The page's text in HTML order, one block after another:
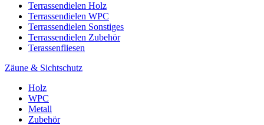
Terrassendielen Holz
Terrassendielen WPC
Terrassendielen Sonstiges
Terrassendielen Zubehör
Terassenfliesen
Zäune & Sichtschutz
Holz
WPC
Metall
Zubehör